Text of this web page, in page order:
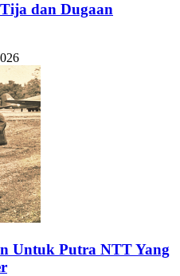
dan Dugaan
Untuk Putra NTT Yang